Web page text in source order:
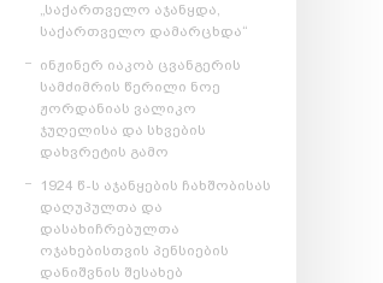
„საქართველო აჯანყდა,
საქართველო დამარცხდა“
ინჟინერ იაკობ ცვანგერის
სამძიმრის წერილი ნოე
ჟორდანიას ვალიკო
ჯუღელისა და სხვების
დახვრეტის გამო
1924 წ-ს აჯანყების ჩახშობისას
დაღუპულთა და
დასახიჩრებულთა
ოჯახებისთვის პენსიების
დანიშვნის შესახებ